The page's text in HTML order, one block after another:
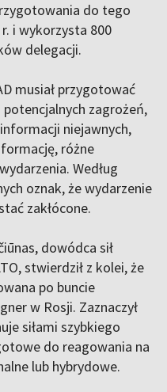
do tego
i wykorzysta 800
delegacji.
musiał przygotować
zagrożeń,
niejawnych,
różne
Według
oznak, że wydarzenie
zakłócone.
dowódca sił
stwierdził z kolei, że
po buncie
w Rosji. Zaznaczył
siłami szybkiego
do reagowania na
lub hybrydowe.